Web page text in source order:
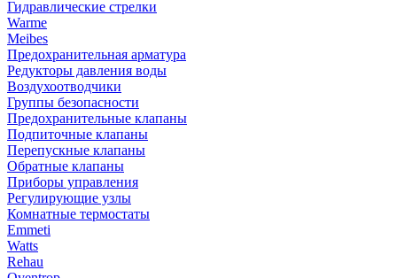
Гидравлические стрелки
Warme
Meibes
Предохранительная арматура
Редукторы давления воды
Воздухоотводчики
Группы безопасности
Предохранительные клапаны
Подпиточные клапаны
Перепускные клапаны
Обратные клапаны
Приборы управления
Регулирующие узлы
Комнатные термостаты
Emmeti
Watts
Rehau